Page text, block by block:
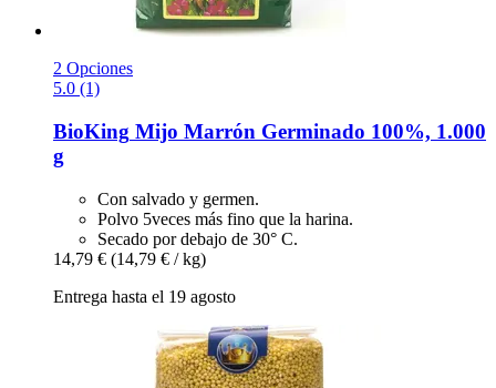
2 Opciones
5.0 (1)
BioKing Mijo Marrón Germinado 100%, 1.000
g
Con salvado y germen.
Polvo 5veces más fino que la harina.
Secado por debajo de 30° C.
14,79 € (14,79 € / kg)
Entrega hasta el 19 agosto